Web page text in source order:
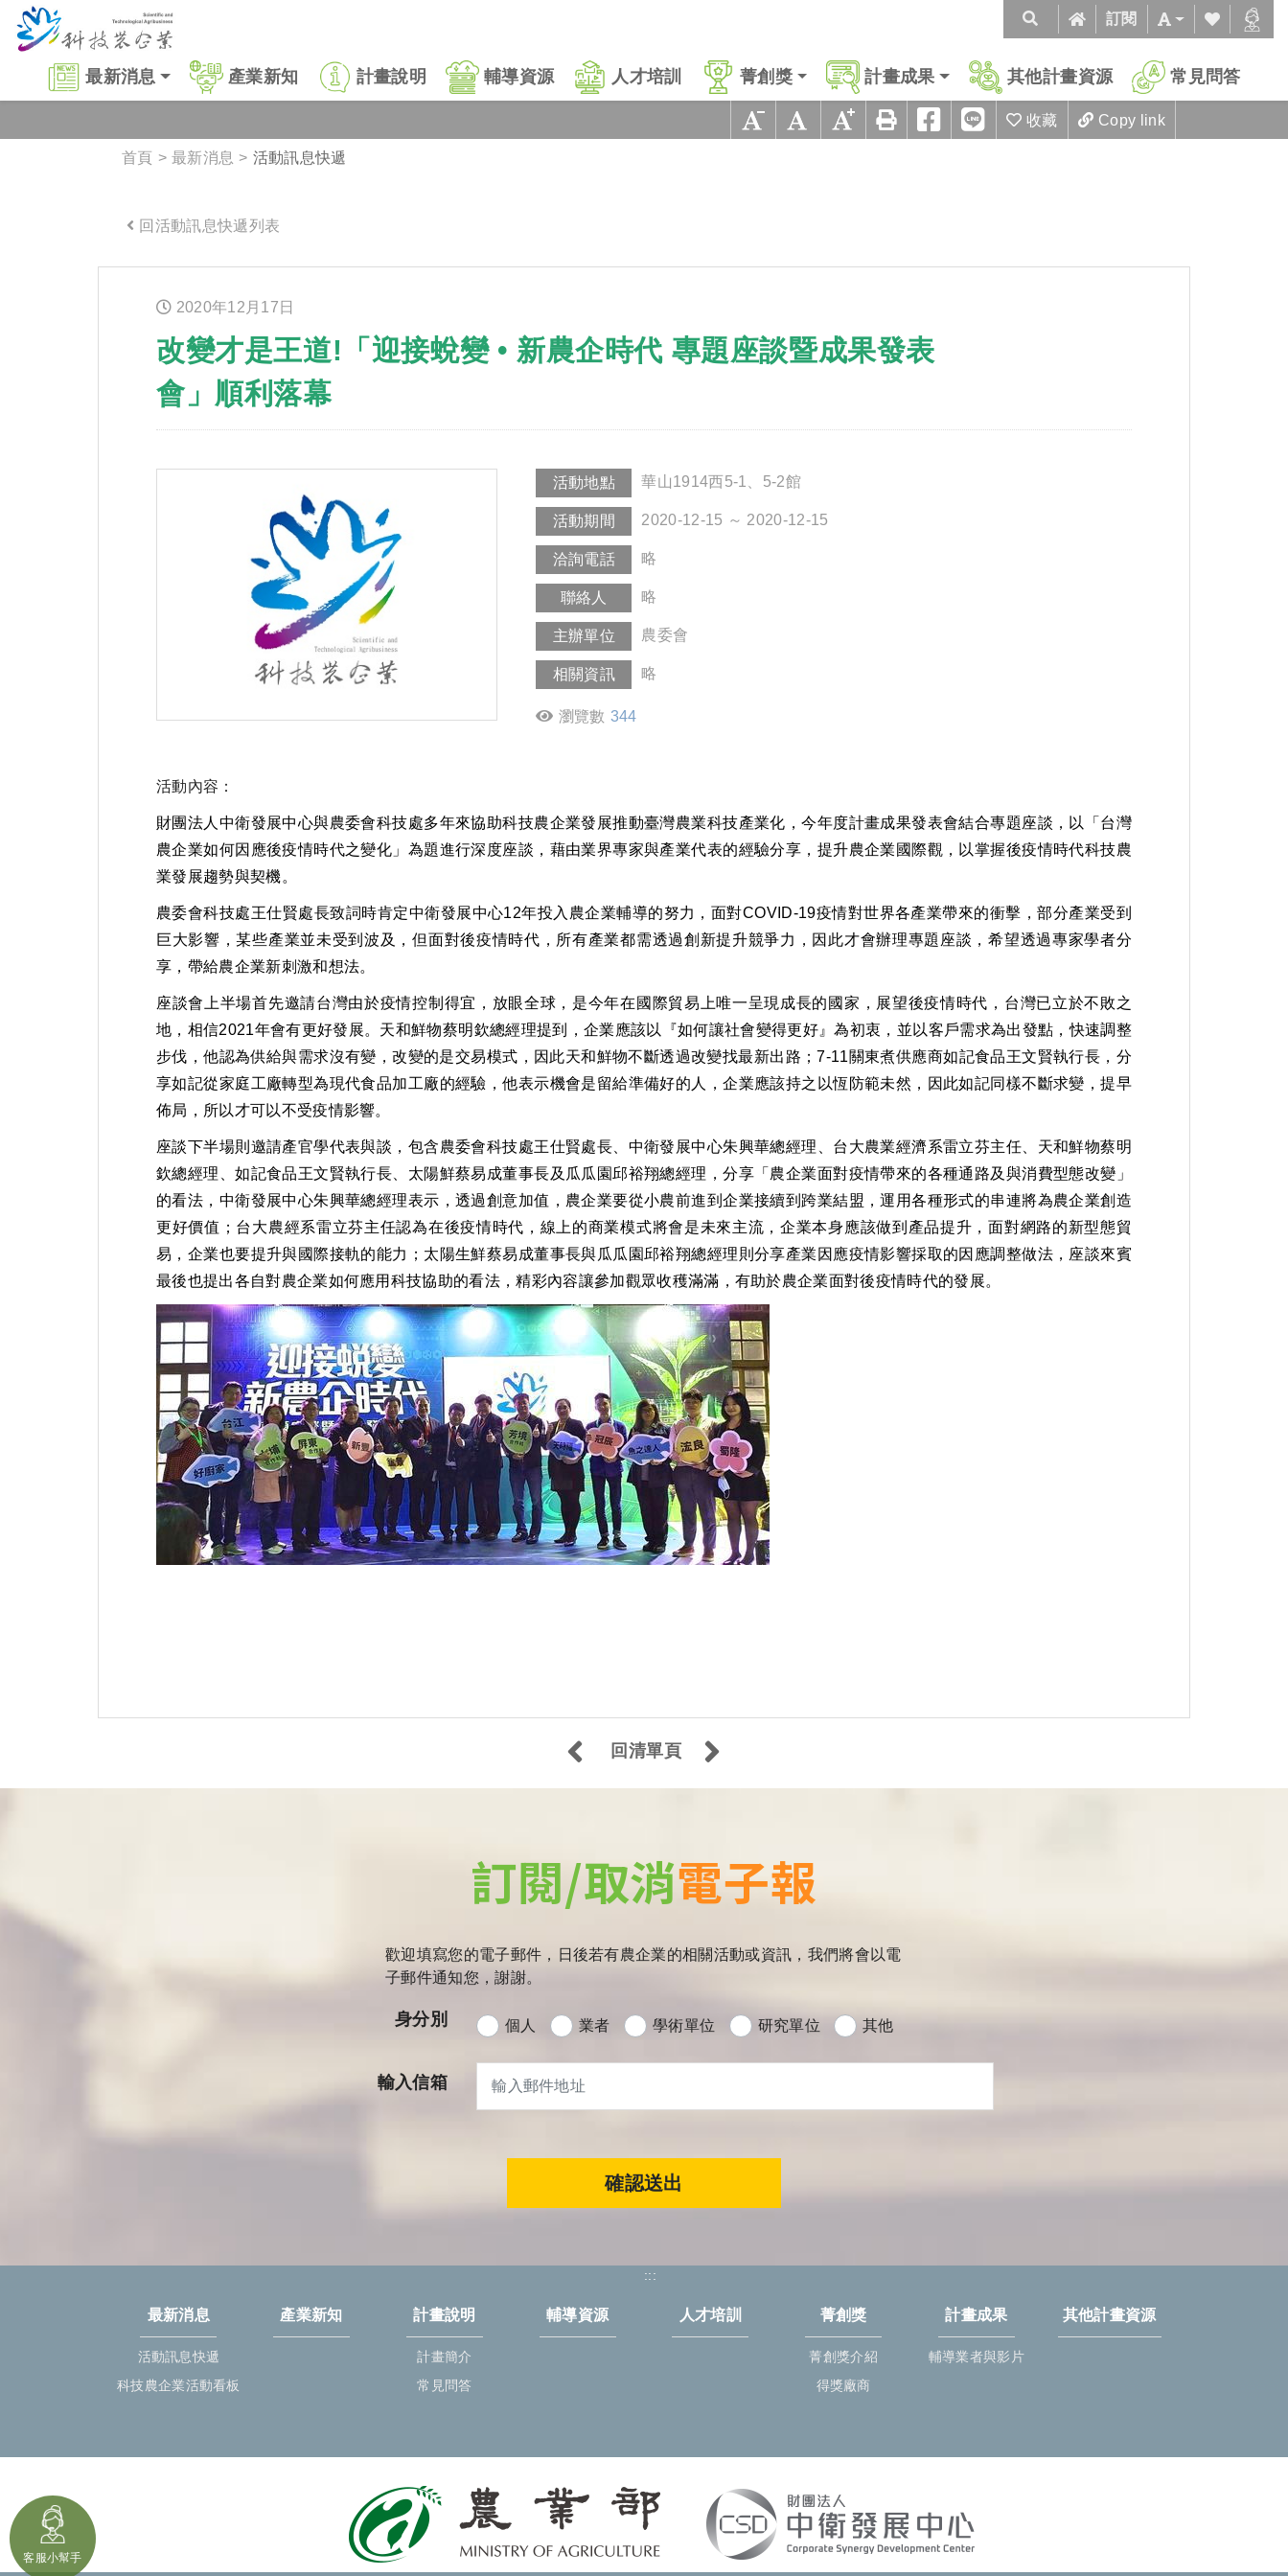
跳到主要內容區塊
訂閱
最新消息 產業新知 計畫說明 輔導資源 人才培訓 菁創獎 計畫成果 其他計畫資源 常見問答
收藏 Copy link
首頁 最新消息 活動訊息快遞
回活動訊息快遞列表
2020年12 月 17 日
改變才是王道!「迎接蛻變 • 新農企時代 專題座談暨成果發表
會」順利落幕
活動地點 華山1914西5-1、5-2館
活動期間 2020-12-15 ～ 2020-12-15
洽詢電話 略
聯絡人 略
主辦單位 農委會
相關資訊 略
瀏覽數 344
活動內容：
財團法人中衛發展中心與農委會科技處多年來協助科技農企業發展推動臺灣農業科技產業化，今年度計畫成果發表會結合專題座談，以「台灣
農企業如何因應後疫情時代之變化」為題進行深度座談，藉由業界專家與產業代表的經驗分享，提升農企業國際觀，以掌握後疫情時代科技農
業發展趨勢與契機。
農委會科技處王仕賢處長致詞時肯定中衛發展中心12年投入農企業輔導的努力，面對COVID-19疫情對世界各產業帶來的衝擊，部分產業受到
巨大影響，某些產業並未受到波及，但面對後疫情時代，所有產業都需透過創新提升競爭力，因此才會辦理專題座談，希望透過專家學者分
享，帶給農企業新刺激和想法。
座談會上半場首先邀請台灣由於疫情控制得宜，放眼全球，是今年在國際貿易上唯一呈現成長的國家，展望後疫情時代，台灣已立於不敗之
地，相信2021年會有更好發展。天和鮮物蔡明欽總經理提到，企業應該以『如何讓社會變得更好』為初衷，並以客戶需求為出發點，快速調整
步伐，他認為供給與需求沒有變，改變的是交易模式，因此天和鮮物不斷透過改變找最新出路；7-11關東煮供應商如記食品王文賢執行長，分
享如記從家庭工廠轉型為現代食品加工廠的經驗，他表示機會是留給準備好的人，企業應該持之以恆防範未然，因此如記同樣不斷求變，提早
佈局，所以才可以不受疫情影響。
座談下半場則邀請產官學代表與談，包含農委會科技處王仕賢處長、中衛發展中心朱興華總經理、台大農業經濟系雷立芬主任、天和鮮物蔡明
欽總經理、如記食品王文賢執行長、太陽鮮蔡易成董事長及瓜瓜園邱裕翔總經理，分享「農企業面對疫情帶來的各種通路及與消費型態改變」
的看法，中衛發展中心朱興華總經理表示，透過創意加值，農企業要從小農前進到企業接續到跨業結盟，運用各種形式的串連將為農企業創造
更好價值；台大農經系雷立芬主任認為在後疫情時代，線上的商業模式將會是未來主流，企業本身應該做到產品提升，面對網路的新型態貿
易，企業也要提升與國際接軌的能力；太陽生鮮蔡易成董事長與瓜瓜園邱裕翔總經理則分享產業因應疫情影響採取的因應調整做法，座談來賓
最後也提出各自對農企業如何應用科技協助的看法，精彩內容讓參加觀眾收穫滿滿，有助於農企業面對後疫情時代的發展。
回清單頁
訂閱/取消電子報
歡迎填寫您的電子郵件，日後若有農企業的相關活動或資訊，我們將會以電
子郵件通知您，謝謝。
身分別 個人 業者 學術單位 研究單位 其他
輸入信箱
確認送出
客服小幫手
:::
最新消息
活動訊息快遞
科技農企業活動看板
產業新知 計畫說明
計畫簡介
常見問答
輔導資源 人才培訓 菁創獎
菁創獎介紹
得獎廠商
計畫成果
輔導業者與影片
其他計畫資源